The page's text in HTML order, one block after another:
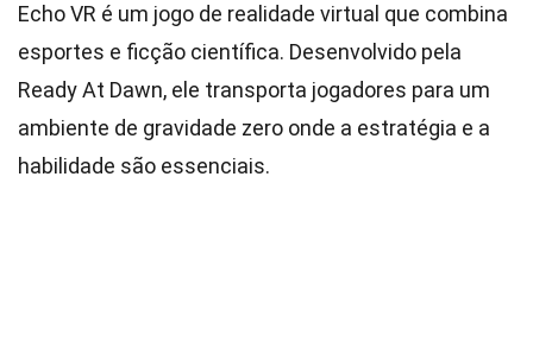
Echo VR é um jogo de realidade virtual que combina
esportes e ficção científica. Desenvolvido pela
Ready At Dawn, ele transporta jogadores para um
ambiente de gravidade zero onde a estratégia e a
habilidade são essenciais.